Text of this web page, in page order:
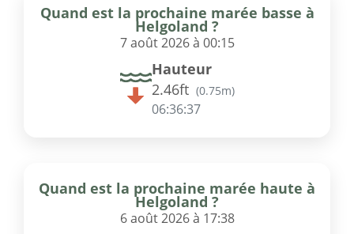
Quand est la prochaine marée basse à
Helgoland ?
7 août 2026 à 00:15
Hauteur
2.46ft (0.75m)
06:36:37
Quand est la prochaine marée haute à
Helgoland ?
6 août 2026 à 17:38